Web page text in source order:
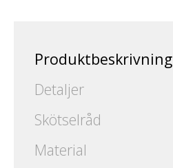
Produktbeskrivning
Detaljer
Skötselråd
Material